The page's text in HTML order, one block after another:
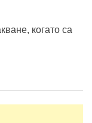
когато са